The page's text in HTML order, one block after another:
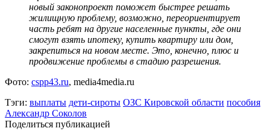
новый законопроект поможет быстрее решать
жилищную проблему, возможно, переориентирует
часть ребят на другие населенные пункты, где они
смогут взять ипотеку, купить квартиру или дом,
закрепиться на новом месте. Это, конечно, плюс и
продвижение проблемы в стадию разрешения.
Фото: cspp43.ru, media4media.ru
Тэги: выплаты дети-сироты ОЗС Кировской области пособия
Александр Соколов
Поделиться публикацией